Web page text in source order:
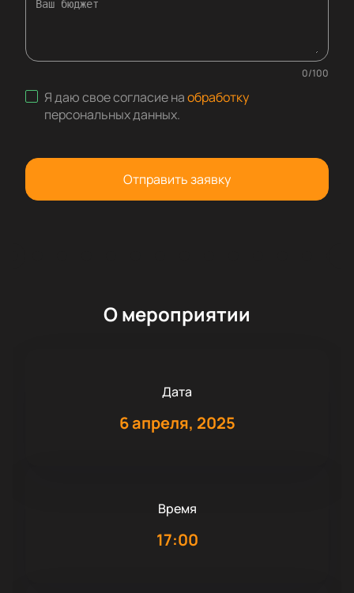
0/100
Я даю свое согласие наобработку
персональных данных.
Отправить заявку
О мероприятии
Дата
6 апреля, 2025
Время
17:00